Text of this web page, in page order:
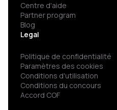
Centre d'aide
Partner program
Blog
Legal
Politique de confidentialité
Paramètres des cookies
Conditions d'utilisation
Conditions du concours
Accord COF